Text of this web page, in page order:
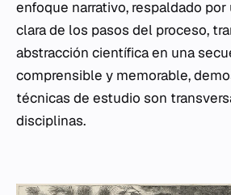
enfoque narrativo, respaldado por
clara de los pasos del proceso,
abstracción científica en una
comprensible y memorable,
técnicas de estudio son
disciplinas.